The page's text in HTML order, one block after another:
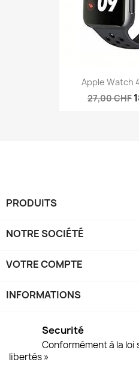
Apple Watch
27,00 CHF
PRODUITS
NOTRE SOCIÉTÉ
VOTRE COMPTE
INFORMATIONS
Securité
Conformément à la
libertés »